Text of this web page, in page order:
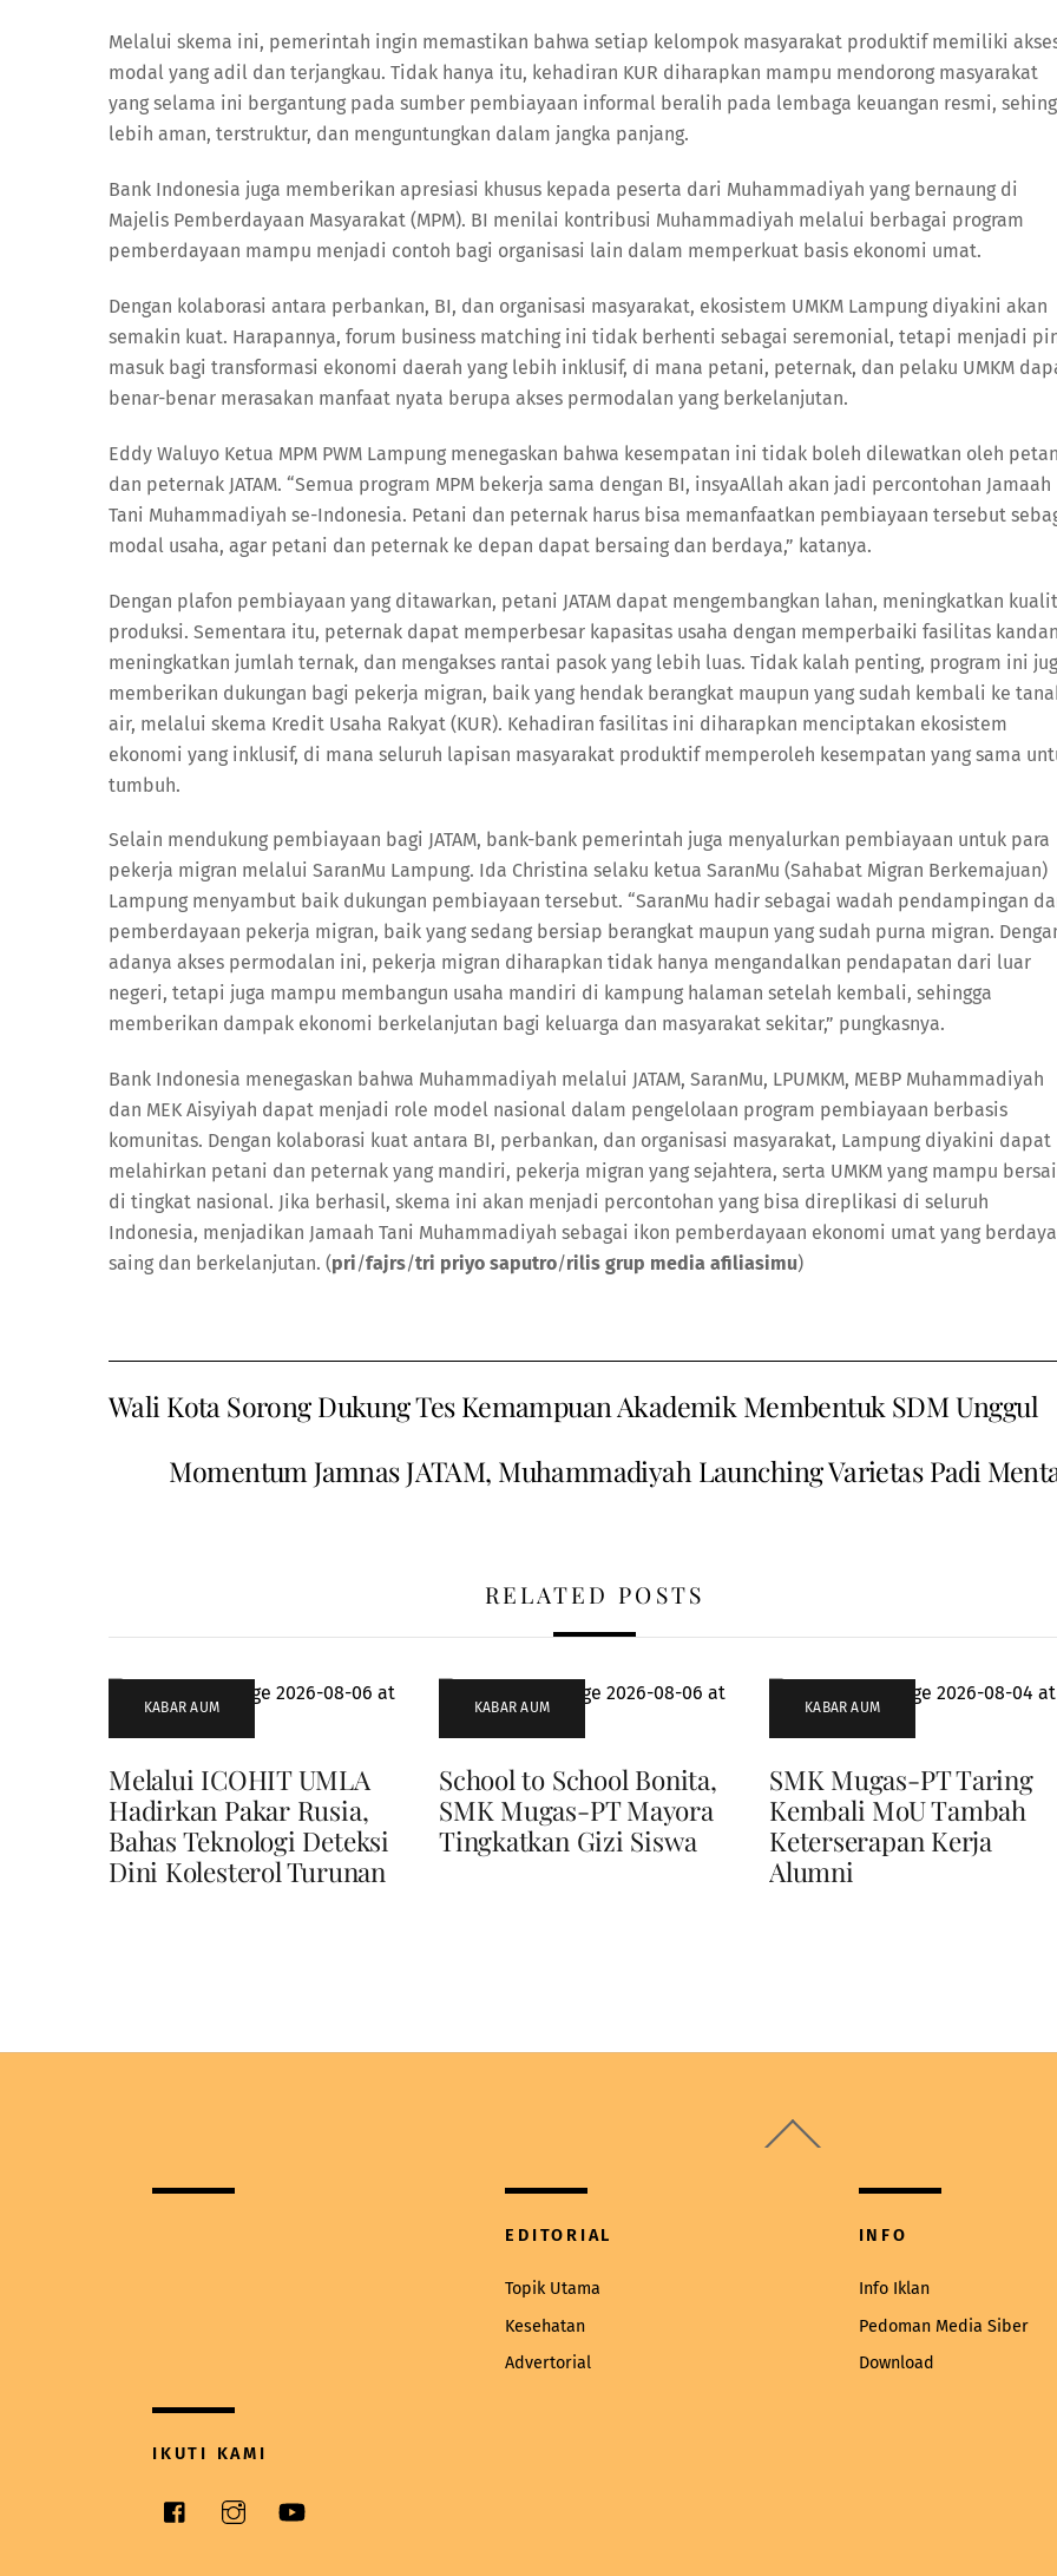
Melalui skema ini, pemerintah ingin memastikan bahwa setiap kelompok masyarakat produktif memiliki
modal yang adil dan terjangkau. Tidak hanya itu, kehadiran KUR diharapkan mampu mendorong masyarakat
yang selama ini bergantung pada sumber pembiayaan informal beralih pada lembaga keuangan resmi,
lebih aman, terstruktur, dan menguntungkan dalam jangka panjang.
Bank Indonesia juga memberikan apresiasi khusus kepada peserta dari Muhammadiyah yang bernaung di
Majelis Pemberdayaan Masyarakat (MPM). BI menilai kontribusi Muhammadiyah melalui berbagai program
pemberdayaan mampu menjadi contoh bagi organisasi lain dalam memperkuat basis ekonomi umat.
Dengan kolaborasi antara perbankan, BI, dan organisasi masyarakat, ekosistem UMKM Lampung diyakini akan
semakin kuat. Harapannya, forum business matching ini tidak berhenti sebagai seremonial, tetapi menjadi
masuk bagi transformasi ekonomi daerah yang lebih inklusif, di mana petani, peternak, dan pelaku UMKM
benar-benar merasakan manfaat nyata berupa akses permodalan yang berkelanjutan.
Eddy Waluyo Ketua MPM PWM Lampung menegaskan bahwa kesempatan ini tidak boleh dilewatkan oleh
dan peternak JATAM. “Semua program MPM bekerja sama dengan BI, insyaAllah akan jadi percontohan Jamaah
Tani Muhammadiyah se-Indonesia. Petani dan peternak harus bisa memanfaatkan pembiayaan tersebut
modal usaha, agar petani dan peternak ke depan dapat bersaing dan berdaya,” katanya.
Dengan plafon pembiayaan yang ditawarkan, petani JATAM dapat mengembangkan lahan, meningkatkan
produksi. Sementara itu, peternak dapat memperbesar kapasitas usaha dengan memperbaiki fasilitas
meningkatkan jumlah ternak, dan mengakses rantai pasok yang lebih luas. Tidak kalah penting, program ini
memberikan dukungan bagi pekerja migran, baik yang hendak berangkat maupun yang sudah kembali ke
air, melalui skema Kredit Usaha Rakyat (KUR). Kehadiran fasilitas ini diharapkan menciptakan ekosistem
ekonomi yang inklusif, di mana seluruh lapisan masyarakat produktif memperoleh kesempatan yang sama
tumbuh.
Selain mendukung pembiayaan bagi JATAM, bank-bank pemerintah juga menyalurkan pembiayaan untuk para
pekerja migran melalui SaranMu Lampung. Ida Christina selaku ketua SaranMu (Sahabat Migran Berkemajuan)
Lampung menyambut baik dukungan pembiayaan tersebut. “SaranMu hadir sebagai wadah pendampingan
pemberdayaan pekerja migran, baik yang sedang bersiap berangkat maupun yang sudah purna migran.
adanya akses permodalan ini, pekerja migran diharapkan tidak hanya mengandalkan pendapatan dari luar
negeri, tetapi juga mampu membangun usaha mandiri di kampung halaman setelah kembali, sehingga
memberikan dampak ekonomi berkelanjutan bagi keluarga dan masyarakat sekitar,” pungkasnya.
Bank Indonesia menegaskan bahwa Muhammadiyah melalui JATAM, SaranMu, LPUMKM, MEBP Muhammadiyah
dan MEK Aisyiyah dapat menjadi role model nasional dalam pengelolaan program pembiayaan berbasis
komunitas. Dengan kolaborasi kuat antara BI, perbankan, dan organisasi masyarakat, Lampung diyakini dapat
melahirkan petani dan peternak yang mandiri, pekerja migran yang sejahtera, serta UMKM yang mampu
di tingkat nasional. Jika berhasil, skema ini akan menjadi percontohan yang bisa direplikasi di seluruh
Indonesia, menjadikan Jamaah Tani Muhammadiyah sebagai ikon pemberdayaan ekonomi umat yang berdaya
saing dan berkelanjutan. (pri/fajrs/tri priyo saputro/rilis grup media afiliasimu)
Wali Kota Sorong Dukung Tes Kemampuan Akademik Membentuk SDM Unggul
Momentum Jamnas JATAM, Muhammadiyah Launching Varietas Padi
RELATED POSTS
KABAR AUM
Melalui ICOHIT UMLA
Hadirkan Pakar Rusia,
Bahas Teknologi Deteksi
Dini Kolesterol Turunan
KABAR AUM
School to School Bonita,
SMK Mugas-PT Mayora
Tingkatkan Gizi Siswa
KABAR AUM
SMK Mugas-PT Taring
Kembali MoU Tambah
Keterserapan Kerja
Alumni
To
EDITORIAL
Topik Utama
Kesehatan
Advertorial
INFO
Info Iklan
Pedoman Media Siber
Download
IKUTI KAMI
Facebook